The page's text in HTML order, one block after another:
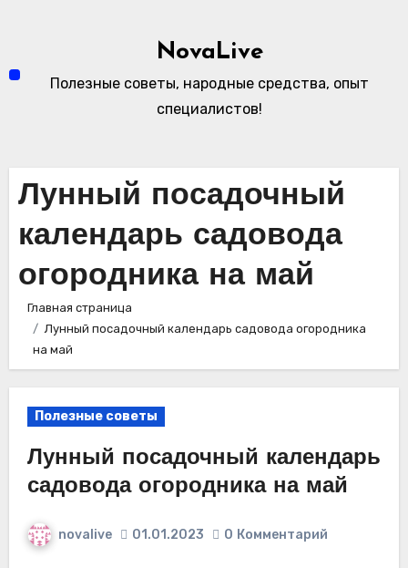
NovaLive
Полезные советы, народные средства, опыт
специалистов!
Лунный посадочный
календарь садовода
огородника на май
Главная страница
Лунный посадочный календарь садовода огородника
на май
Полезные советы
Лунный посадочный календарь
садовода огородника на май
novalive 01.01.2023 0 Комментарий